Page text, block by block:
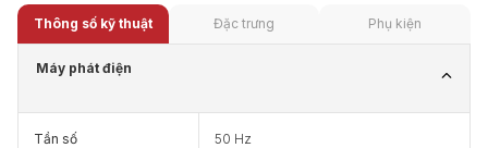
Thông số kỹ thuật Đặc trưng Phụ kiện
Máy phát điện
Tần số 50 Hz